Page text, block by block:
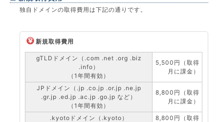
独自ドメインの取得費用は下記の通りです。
新規取得費用
gTLDドメイン（.com .net .org .biz
.info）
（1年間有効）
5,500円（取得
月に課金）
JPドメイン（.jp .co.jp .or.jp .ne.jp
.gr.jp .ed.jp .ac.jp .go.jp など）
（1年間有効）
8,800円（取得
月に課金）
.kyotoドメイン（.kyoto）
8,800円（取得